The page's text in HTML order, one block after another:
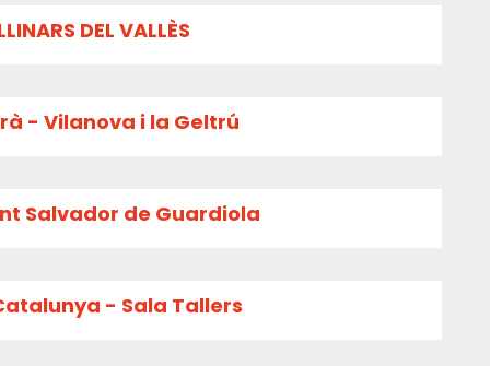
DEL VALLÈS
- Vilanova i la Geltrú
Salvador de Guardiola
- Sala Tallers